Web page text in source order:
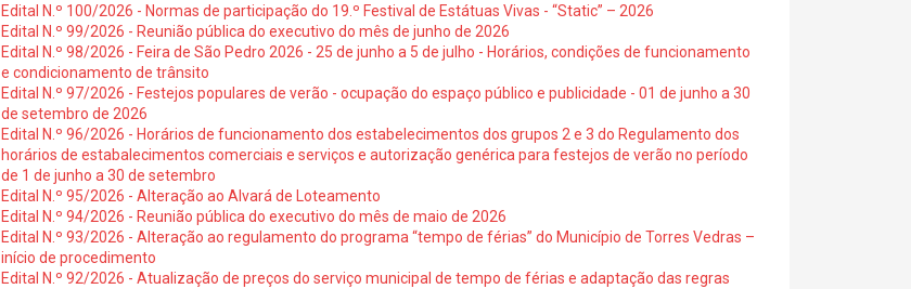
Edital N.º 100/2026 - Normas de participação do 19.º Festival de Estátuas Vivas - “Static” – 2026
Edital N.º 99/2026 - Reunião pública do executivo do mês de junho de 2026
Edital N.º 98/2026 - Feira de São Pedro 2026 - 25 de junho a 5 de julho - Horários, condições de funcionamento
e condicionamento de trânsito
Edital N.º 97/2026 - Festejos populares de verão - ocupação do espaço público e publicidade - 01 de junho a 30
de setembro de 2026
Edital N.º 96/2026 - Horários de funcionamento dos estabelecimentos dos grupos 2 e 3 do Regulamento dos
horários de estabalecimentos comerciais e serviços e autorização genérica para festejos de verão no período
de 1 de junho a 30 de setembro
Edital N.º 95/2026 - Alteração ao Alvará de Loteamento
Edital N.º 94/2026 - Reunião pública do executivo do mês de maio de 2026
Edital N.º 93/2026 - Alteração ao regulamento do programa “tempo de férias” do Município de Torres Vedras –
início de procedimento
Edital N.º 92/2026 - Atualização de preços do serviço municipal de tempo de férias e adaptação das regras